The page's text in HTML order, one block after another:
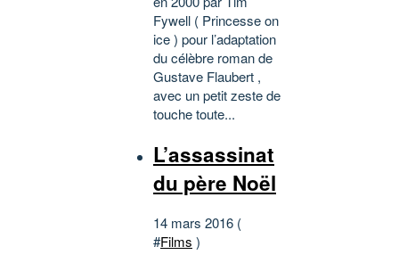
Fywell ( Princesse on
ice ) pour l’adaptation
du célèbre roman de
Gustave Flaubert ,
avec un petit zeste de
touche toute...
L’assassinat
du père Noël
14 mars 2016 (
#Films )